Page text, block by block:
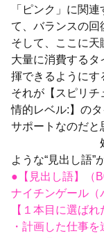
「ピンク」に関
て、バランスの回
そして、ここに
大量に消費する
揮できるようにす
それが【スピリ
情的レベル:】の
サポートなのだと
処理の結果
ような“見出し語”
●【見出し語】（
ナイチンゲール（
【１本目に選ば
・計画した仕